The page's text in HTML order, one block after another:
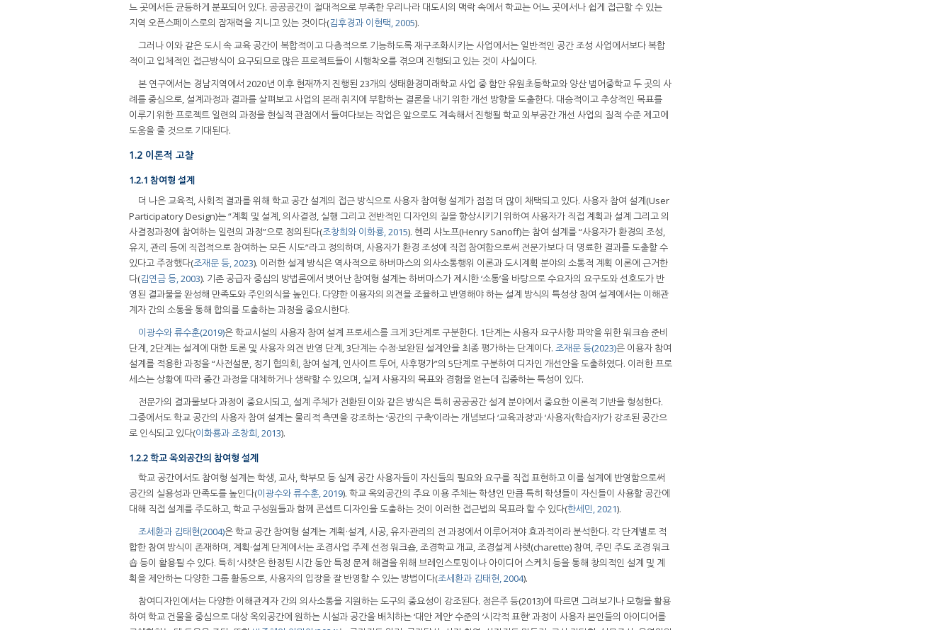
느 곳에서든 균등하게 분포되어 있다. 공공공간이 절대적으로 부족한 우리나라 대도시의 맥락 속에서 학교는 어느 곳에서나 쉽게 접근할 수 있는
지역 오픈스페이스로의 잠재력을 지니고 있는 것이다(김후경과 이현택, 2005).
그러나 이와 같은 도시 속 교육 공간이 복합적이고 다층적으로 기능하도록 재구조화시키는 사업에서는 일반적인 공간 조성 사업에서보다 복합
적이고 입체적인 접근방식이 요구되므로 많은 프로젝트들이 시행착오를 겪으며 진행되고 있는 것이 사실이다.
본 연구에서는 경남지역에서 2020년 이후 현재까지 진행된 23개의 생태환경미래학교 사업 중 함안 유원초등학교와 양산 범어중학교 두 곳의 사
례를 중심으로, 설계과정과 결과를 살펴보고 사업의 본래 취지에 부합하는 결론을 내기 위한 개선 방향을 도출한다. 대승적이고 추상적인 목표를
이루기 위한 프로젝트 일련의 과정을 현실적 관점에서 들여다보는 작업은 앞으로도 계속해서 진행될 학교 외부공간 개선 사업의 질적 수준 제고에
도움을 줄 것으로 기대된다.
1.2 이론적 고찰
1.2.1 참여형 설계
더 나은 교육적, 사회적 결과를 위해 학교 공간 설계의 접근 방식으로 사용자 참여형 설계가 점점 더 많이 채택되고 있다. 사용자 참여 설계(User
Participatory Design)는 “계획 및 설계, 의사결정, 실행 그리고 전반적인 디자인의 질을 향상시키기 위하여 사용자가 직접 계획과 설계 그리고 의
사결정과정에 참여하는 일련의 과정”으로 정의된다(조창희와 이화룡, 2015). 헨리 샤노프(Henry Sanoff)는 참여 설계를 “사용자가 환경의 조성,
유지, 관리 등에 직접적으로 참여하는 모든 시도”라고 정의하며, 사용자가 환경 조성에 직접 참여함으로써 전문가보다 더 명료한 결과를 도출할 수
있다고 주장했다(조재문 등, 2023). 이러한 설계 방식은 역사적으로 하버마스의 의사소통행위 이론과 도시계획 분야의 소통적 계획 이론에 근거한
다(김연금 등, 2003). 기존 공급자 중심의 방법론에서 벗어난 참여형 설계는 하버마스가 제시한 ‘소통’을 바탕으로 수요자의 요구도와 선호도가 반
영된 결과물을 완성해 만족도와 주인의식을 높인다. 다양한 이용자의 의견을 조율하고 반영해야 하는 설계 방식의 특성상 참여 설계에서는 이해관
계자 간의 소통을 통해 합의를 도출하는 과정을 중요시한다.
이광수와 류수훈(2019)은 학교시설의 사용자 참여 설계 프로세스를 크게 3단계로 구분한다. 1단계는 사용자 요구사항 파악을 위한 워크숍 준비
단계, 2단계는 설계에 대한 토론 및 사용자 의견 반영 단계, 3단계는 수정·보완된 설계안을 최종 평가하는 단계이다. 조재문 등(2023)은 이용자 참여
설계를 적용한 과정을 “사전설문, 정기 협의회, 참여 설계, 인사이트 투어, 사후평가”의 5단계로 구분하여 디자인 개선안을 도출하였다. 이러한 프로
세스는 상황에 따라 중간 과정을 대체하거나 생략할 수 있으며, 실제 사용자의 목표와 경험을 얻는데 집중하는 특성이 있다.
전문가의 결과물보다 과정이 중요시되고, 설계 주체가 전환된 이와 같은 방식은 특히 공공공간 설계 분야에서 중요한 이론적 기반을 형성한다.
그중에서도 학교 공간의 사용자 참여 설계는 물리적 측면을 강조하는 ‘공간의 구축’이라는 개념보다 ‘교육과정’과 ‘사용자(학습자)’가 강조된 공간으
로 인식되고 있다(이화룡과 조창희, 2013).
1.2.2 학교 옥외공간의 참여형 설계
학교 공간에서도 참여형 설계는 학생, 교사, 학부모 등 실제 공간 사용자들이 자신들의 필요와 요구를 직접 표현하고 이를 설계에 반영함으로써
공간의 실용성과 만족도를 높인다(이광수와 류수훈, 2019). 학교 옥외공간의 주요 이용 주체는 학생인 만큼 특히 학생들이 자신들이 사용할 공간에
대해 직접 설계를 주도하고, 학교 구성원들과 함께 콘셉트 디자인을 도출하는 것이 이러한 접근법의 목표라 할 수 있다(한세민, 2021).
조세환과 김태현(2004)은 학교 공간 참여형 설계는 계획·설계, 시공, 유지·관리의 전 과정에서 이루어져야 효과적이라 분석한다. 각 단계별로 적
합한 참여 방식이 존재하며, 계획·설계 단계에서는 조경사업 주제 선정 워크숍, 조경학교 개교, 조경설계 샤렛(charette) 참여, 주민 주도 조경 워크
숍 등이 활용될 수 있다. 특히 ‘샤렛’은 한정된 시간 동안 특정 문제 해결을 위해 브레인스토밍이나 아이디어 스케치 등을 통해 창의적인 설계 및 계
획을 제안하는 다양한 그룹 활동으로, 사용자의 입장을 잘 반영할 수 있는 방법이다(조세환과 김태현, 2004).
참여디자인에서는 다양한 이해관계자 간의 의사소통을 지원하는 도구의 중요성이 강조된다. 정은주 등(2013)에 따르면 그려보기나 모형을 활용
하여 학교 건물을 중심으로 대상 옥외공간에 원하는 시설과 공간을 배치하는 ‘대안 제안’ 수준의 ‘시각적 표현’ 과정이 사용자 본인들의 아이디어를